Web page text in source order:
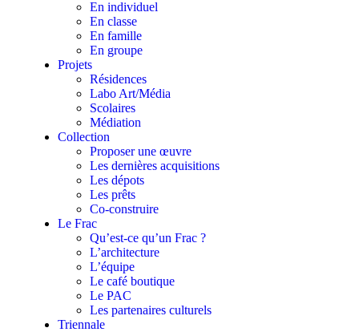
En individuel
En classe
En famille
En groupe
Projets
Résidences
Labo Art/Média
Scolaires
Médiation
Collection
Proposer une œuvre
Les dernières acquisitions
Les dépots
Les prêts
Co-construire
Le Frac
Qu’est-ce qu’un Frac ?
L’architecture
L’équipe
Le café boutique
Le PAC
Les partenaires culturels
Triennale